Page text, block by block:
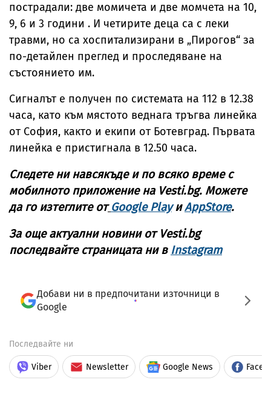
пострадали: две момичета и две момчета на 10,
9, 6 и 3 години . И четирите деца са с леки
травми, но са хоспитализирани в „Пирогов“ за
по-детайлен преглед и проследяване на
състоянието им.
Сигналът е получен по системата на 112 в 12.38
часа, като към мястото веднага тръгва линейка
от София, както и екипи от Ботевград. Първата
линейка е пристигнала в 12.50 часа.
Следете ни навсякъдеи по всяко време с
мобилното приложение на Vesti.bg. Можете
да го изтеглите от Google PlayиAppStore.
За още актуални новини от Vesti.bg
последвайте страницата ни в Instagram
Добави ни в предпочитани източници в
Google
Последвайте ни
Viber Newsletter Google News